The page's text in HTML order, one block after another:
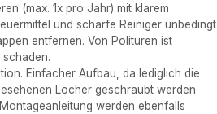
(max. 1x pro Jahr) mit klarem
und scharfe Reiniger unbedingt
entfernen. Von Polituren ist
Einfacher Aufbau, da lediglich die
Löcher geschraubt werden
werden ebenfalls